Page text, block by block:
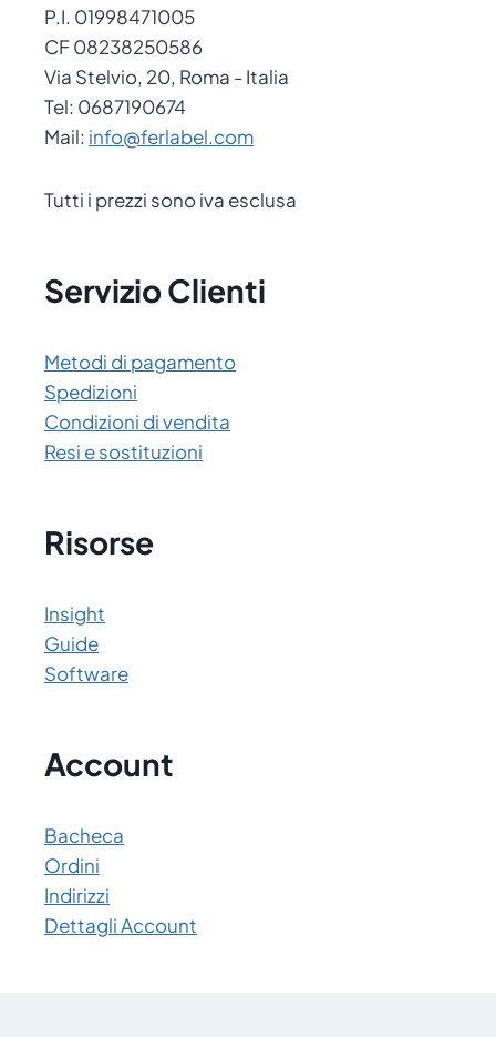
P.I. 01998471005
CF 08238250586
Via Stelvio, 20, Roma - Italia
Tel: 0687190674
Mail: info@ferlabel.com
Tutti i prezzi sono iva esclusa
Servizio Clienti
Metodi di pagamento
Spedizioni
Condizioni di vendita
Resi e sostituzioni
Risorse
Insight
Guide
Software
Account
Bacheca
Ordini
Indirizzi
Dettagli Account